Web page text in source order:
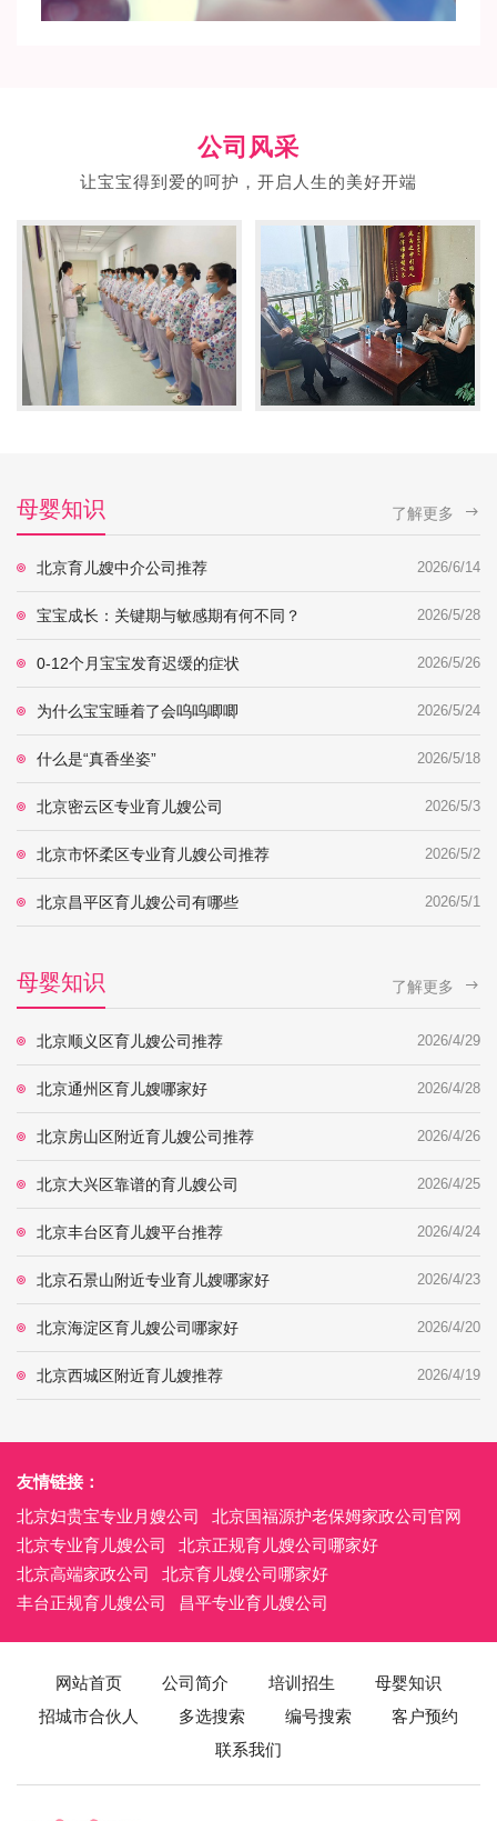
公司风采
让宝宝得到爱的呵护，开启人生的美好开端
母婴知识 了解更多
北京育儿嫂中介公司推荐 2026/6/14
宝宝成长：关键期与敏感期有何不同？ 2026/5/28
0-12个月宝宝发育迟缓的症状 2026/5/26
为什么宝宝睡着了会呜呜唧唧 2026/5/24
什么是“真香坐姿” 2026/5/18
北京密云区专业育儿嫂公司 2026/5/3
北京市怀柔区专业育儿嫂公司推荐 2026/5/2
北京昌平区育儿嫂公司有哪些 2026/5/1
母婴知识 了解更多
北京顺义区育儿嫂公司推荐 2026/4/29
北京通州区育儿嫂哪家好 2026/4/28
北京房山区附近育儿嫂公司推荐 2026/4/26
北京大兴区靠谱的育儿嫂公司 2026/4/25
北京丰台区育儿嫂平台推荐 2026/4/24
北京石景山附近专业育儿嫂哪家好 2026/4/23
北京海淀区育儿嫂公司哪家好 2026/4/20
北京西城区附近育儿嫂推荐 2026/4/19
友情链接：
北京妇贵宝专业月嫂公司
北京国福源护老保姆家政公司官网
北京专业育儿嫂公司
北京正规育儿嫂公司哪家好
北京高端家政公司
北京育儿嫂公司哪家好
丰台正规育儿嫂公司
昌平专业育儿嫂公司
网站首页 公司简介 培训招生
母婴知识
招城市合伙人
多选搜索 编号搜索
客户预约
联系我们